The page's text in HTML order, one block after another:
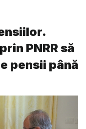
PNRR să
pensii până